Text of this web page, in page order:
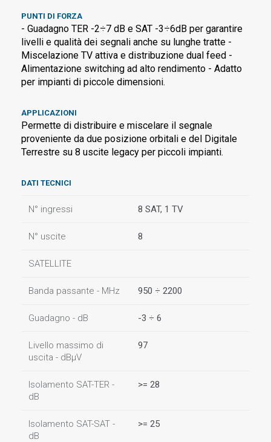
PUNTI DI FORZA
- Guadagno TER -2÷7 dB e SAT -3÷6dB per garantire
livelli e qualità dei segnali anche su lunghe tratte -
Miscelazione TV attiva e distribuzione dual feed -
Alimentazione switching ad alto rendimento - Adatto
per impianti di piccole dimensioni.
APPLICAZIONI
Permette di distribuire e miscelare il segnale
proveniente da due posizione orbitali e del Digitale
Terrestre su 8 uscite legacy per piccoli impianti.
DATI TECNICI
N° ingressi 8 SAT, 1 TV
N° uscite 8
SATELLITE
Banda passante - MHz 950 ÷ 2200
Guadagno - dB -3 ÷ 6
Livello massimo di
uscita - dBµV
97
Isolamento SAT-TER -
dB
>= 28
Isolamento SAT-SAT -
dB
>= 25